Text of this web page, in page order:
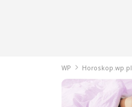
WP Horoskop.wp.pl